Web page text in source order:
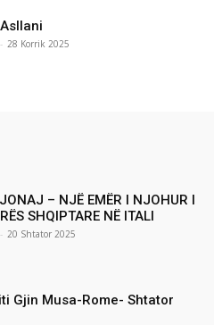
- 28 Korrik 2025
– NJË EMËR I NJOHUR I
SHQIPTARE NË ITALI
- 20 Shtator 2025
Gjin Musa-Rome- Shtator